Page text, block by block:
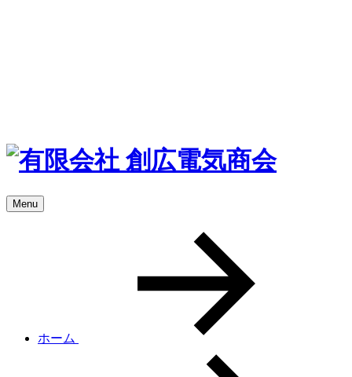
Menu
ホーム